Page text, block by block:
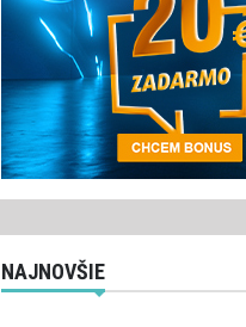
NAJNOVŠIE